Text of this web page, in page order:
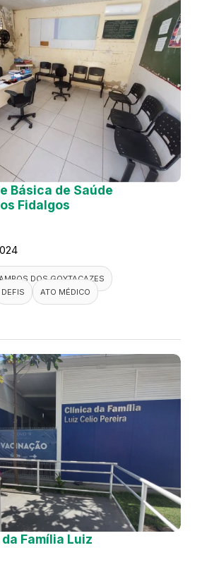
Básica de Saúde
Fidalgos
DOS GOYTACAZES
DEFIS
ATO MÉDICO
Família Luiz